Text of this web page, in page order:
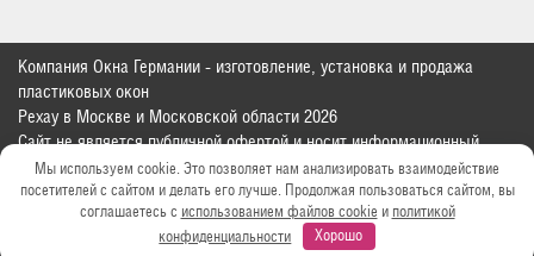
Компания Окна Германии - изготовление, установка и продажа
пластиковых окон
Рехау в Москве и Московской области 2026
Сайт не является публичной офертой и носит информационный
характер
Политика конфиденциальности
Москва, ул. Свободы д.29
Зеленоград, Георгиевский проспект, 33А, к4
Мы используем cookie. Это позволяет нам анализировать взаимодействие
посетителей с сайтом и делать его лучше. Продолжая пользоваться сайтом, вы
соглашаетесь с использованием файлов cookie и политикой
конфиденциальности
Хорошо